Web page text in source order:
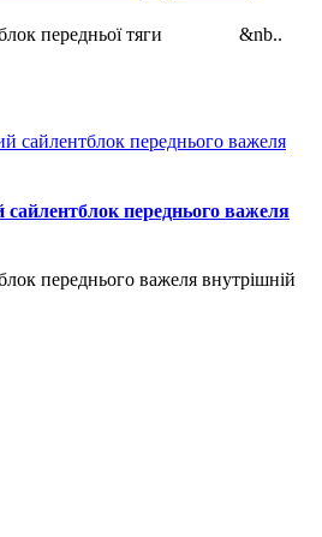
передньої тяги &nb..
переднього важеля
переднього важеля внутрішній